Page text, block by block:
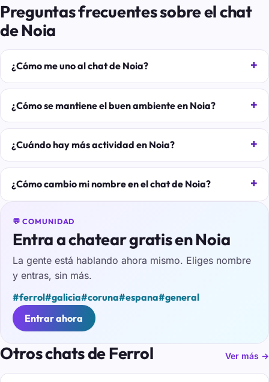
Preguntas frecuentes sobre el chat
de Noia
¿Cómo me uno al chat de Noia?
¿Cómo se mantiene el buen ambiente en Noia?
¿Cuándo hay más actividad en Noia?
¿Cómo cambio mi nombre en el chat de Noia?
💬 COMUNIDAD
Entra a chatear gratis en Noia
La gente está hablando ahora mismo. Eliges nombre
y entras, sin más.
#ferrol#galicia#coruna#espana#general
Entrar ahora
Otros chats de Ferrol Ver más →